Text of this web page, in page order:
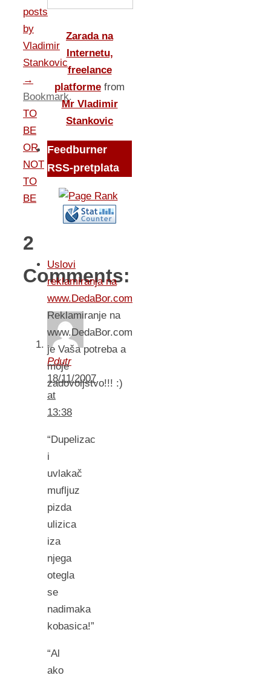
posts
by
Vladimir
Stankovic
→
Bookmark.
TO
BE
OR
NOT
TO
BE
2
Comments:
Pdutr
18/11/2007
at
13:38
“Dupelizac
i
uvlakač
mufljuz
pizda
ulizica
iza
njega
otegla
se
nadimaka
kobasica!”
“Al
ako
Zarada na
Internetu,
freelance
platforme from
Mr Vladimir
Stankovic
Feedburner
RSS-pretplata
Uslovi
reklamiranja na
www.DedaBor.com
Reklamiranje na
www.DedaBor.com
je Vaša potreba a
moje
zadovoljstvo!!! :)